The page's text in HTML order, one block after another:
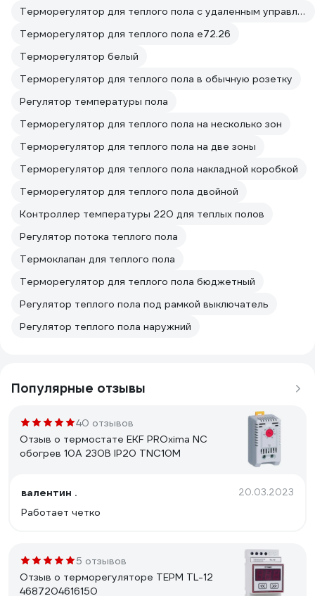
Терморегулятор для теплого пола с удаленным управлением
Терморегулятор для теплого пола е72.26
Терморегулятор белый
Терморегулятор для теплого пола в обычную розетку
Регулятор температуры пола
Терморегулятор для теплого пола на несколько зон
Терморегулятор для теплого пола на две зоны
Терморегулятор для теплого пола накладной коробкой
Терморегулятор для теплого пола двойной
Контроллер температуры 220 для теплых полов
Регулятор потока теплого пола
Термоклапан для теплого пола
Терморегулятор для теплого пола бюджетный
Регулятор теплого пола под рамкой выключатель
Регулятор теплого пола наружний
Популярные отзывы
40 отзывов
Отзыв о термостате EKF PROxima NC
обогрев 10А 230В IP20 TNC10M
валентин . 20.03.2023
Работает четко
5 отзывов
Отзыв о терморегуляторе ТЕРМ TL-12
4687204616150